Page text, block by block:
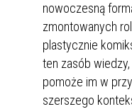
nowoczesną
zmontowanych
plastycznie
ten zasób
pomoże im w
szerszego